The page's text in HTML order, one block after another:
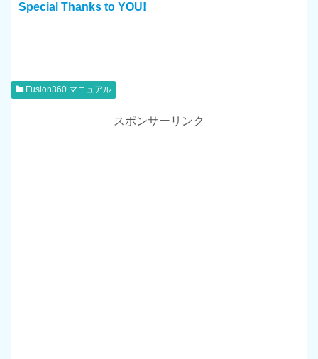
Special Thanks to YOU!
Fusion360 マニュアル
スポンサーリンク